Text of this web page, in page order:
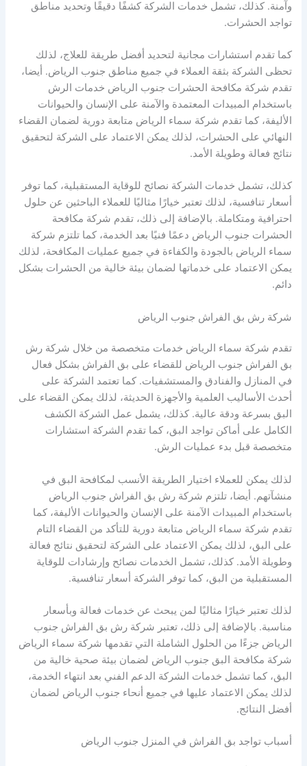
وآمنة. كذلك، تشمل خدمات الشركة كشفًا دقيقًا وتحديد مناطق
تواجد الحشرات.
كما تقدم استشارات مجانية لتحديد أفضل طريقة للعلاج، لذلك
تحظى الشركة بثقة العملاء في جميع مناطق جنوب الرياض. أيضا،
تقدم شركة مكافحة الحشرات جنوب الرياض خدمات الرش
باستخدام المبيدات المعتمدة والآمنة على الإنسان والحيوانات
الأليفة، كما تقدم شركة سماء الرياض متابعة دورية لضمان القضاء
النهائي على الحشرات، لذلك يمكن الاعتماد على الشركة لتحقيق
نتائج فعالة وطويلة الأمد.
كذلك، تشمل خدمات الشركة نصائح للوقاية المستقبلية، كما توفر
أسعار تنافسية، لذلك تعتبر خيارًا مثاليًا للعملاء الباحثين عن حلول
احترافية ومتكاملة. بالإضافة إلى ذلك، تقدم شركة مكافحة
الحشرات جنوب الرياض دعمًا فنيًا بعد الخدمة، كما تلتزم شركة
سماء الرياض بالجودة والكفاءة في جميع عمليات المكافحة، لذلك
يمكن الاعتماد على خدماتها لضمان بيئة خالية من الحشرات بشكل
دائم.
شركة رش بق الفراش جنوب الرياض
تقدم شركة سماء الرياض خدمات متخصصة من خلال شركة رش
بق الفراش جنوب الرياض للقضاء على بق الفراش بشكل فعال
في المنازل والفنادق والمستشفيات. كما تعتمد الشركة على
أحدث الأساليب العلمية والأجهزة الحديثة، لذلك يمكن القضاء على
البق بسرعة ودقة عالية. كذلك، يشمل عمل الشركة الكشف
الكامل على أماكن تواجد البق، كما تقدم الشركة استشارات
متخصصة قبل بدء عمليات الرش.
لذلك يمكن للعملاء اختيار الطريقة الأنسب لمكافحة البق في
منشآتهم. أيضا، تلتزم شركة رش بق الفراش جنوب الرياض
باستخدام المبيدات الآمنة على الإنسان والحيوانات الأليفة، كما
تقدم شركة سماء الرياض متابعة دورية للتأكد من القضاء التام
على البق، لذلك يمكن الاعتماد على الشركة لتحقيق نتائج فعالة
وطويلة الأمد. كذلك، تشمل الخدمات نصائح وإرشادات للوقاية
المستقبلية من البق، كما توفر الشركة أسعار تنافسية.
لذلك تعتبر خيارًا مثاليًا لمن يبحث عن خدمات فعالة وبأسعار
مناسبة. بالإضافة إلى ذلك، تعتبر شركة رش بق الفراش جنوب
الرياض جزءًا من الحلول الشاملة التي تقدمها شركة سماء الرياض
شركة مكافحة البق جنوب الرياض لضمان بيئة صحية خالية من
البق، كما تشمل خدمات الشركة الدعم الفني بعد انتهاء الخدمة،
لذلك يمكن الاعتماد عليها في جميع أنحاء جنوب الرياض لضمان
أفضل النتائج.
أسباب تواجد بق الفراش في المنزل جنوب الرياض